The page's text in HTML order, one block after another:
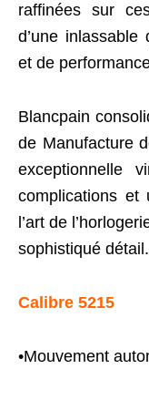
raffinées sur
d’une
et de
Blancpain
de Manufacture
exceptionnelle
complications et
l’art de
sophistiqué détail.
Calibre 5215
•Mouvement